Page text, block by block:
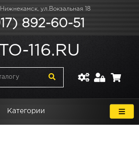
ул.Вокзальная 18
892-60-51
116.RU
Категории